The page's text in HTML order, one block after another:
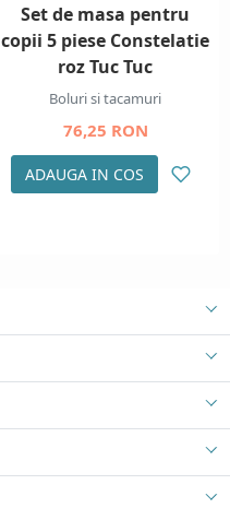
Set de masa pentru
copii 5 piese Constelatie
roz Tuc Tuc
Boluri si tacamuri
76,25 RON
ADAUGA IN COS